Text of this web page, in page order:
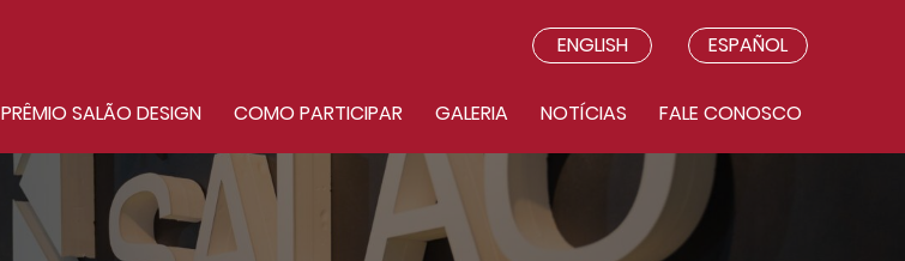
ENGLISH ESPAÑOL
PRÊMIO SALÃO DESIGN COMO PARTICIPAR GALERIA NOTÍCIAS FALE CONOSCO